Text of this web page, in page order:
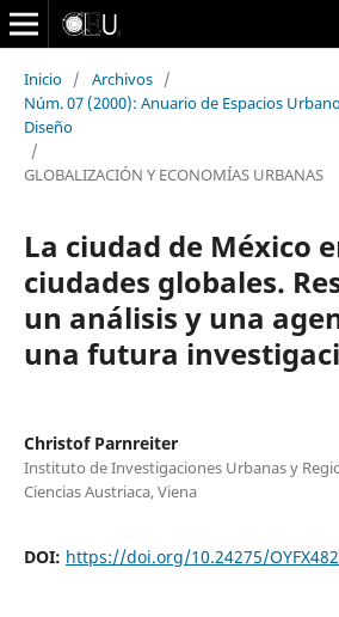
Inicio / Archivos /
Núm. 07 (2000): Anuario de Espacios
Diseño
/
GLOBALIZACIÓN Y ECONOMÍAS URBANAS
La ciudad de México
ciudades globales.
un análisis y una
una futura
Christof Parnreiter
Instituto de Investigaciones Urbanas y
Ciencias Austriaca, Viena
DOI: https://doi.org/10.24275/